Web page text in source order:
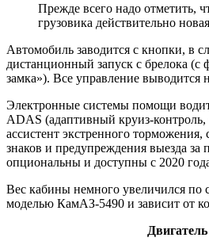
Прежде всего надо отметить,
грузовика действительно
Автомобиль заводится с кнопки, в
дистанционный запуск с брелока (с
замка»). Все управление выводится
Электронные системы помощи
ADAS (адаптивный круиз-
ассистент экстренного торможения,
знаков и предупреждения выезда за
опциональны и доступны с 2020
Вес кабины немного увеличился
моделью КамАЗ-5490 и зависит от
Двигатель